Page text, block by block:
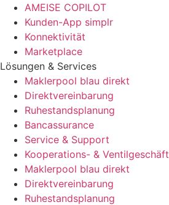
AMEISE COPILOT
Kunden-App simplr
Konnektivität
Marketplace
Lösungen & Services
Maklerpool blau direkt
Direktvereinbarung
Ruhestandsplanung
Bancassurance
Service & Support
Kooperations- & Ventilgeschäft
Maklerpool blau direkt
Direktvereinbarung
Ruhestandsplanung